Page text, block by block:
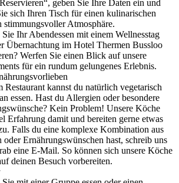
geben Sie Ihre Daten ein und
sich Ihren Tisch für einen kulinarischen
stimmungsvoller Atmosphäre.
Ihr Abendessen mit einem Wellnesstag
Übernachtung im Hotel Thermen Bussloo
Werfen Sie einen Blick auf unsere
für ein rundum gelungenes Erlebnis.
Restaurant kannst du natürlich vegetarisch
essen. Hast du Allergien oder besondere
Kein Problem! Unsere Köche
Erfahrung damit und bereiten gerne etwas
Falls du eine komplexe Kombination aus
oder Ernährungswünschen hast, schreib uns
eine E-Mail. So können sich unsere Köche
deinen Besuch vorbereiten.